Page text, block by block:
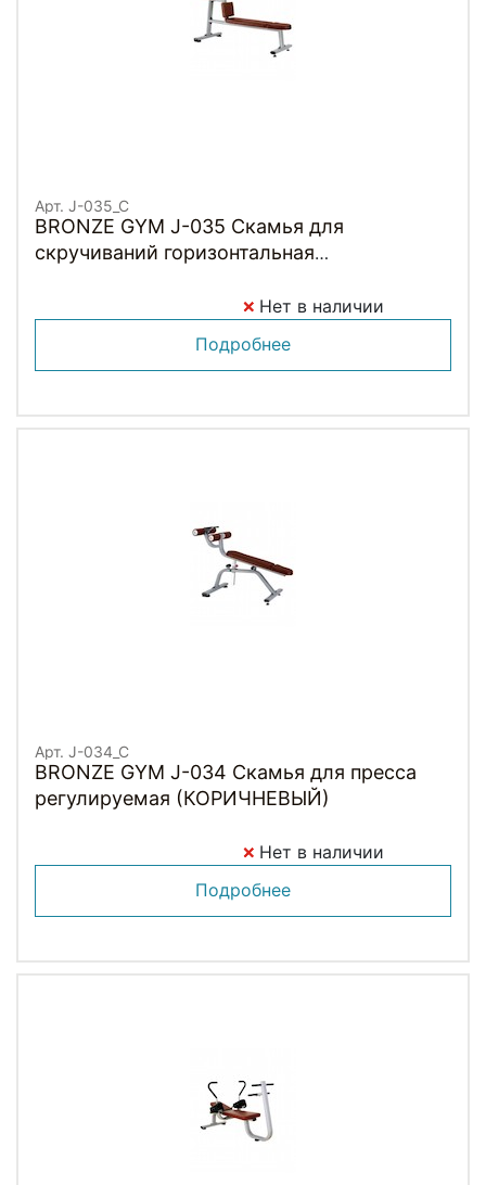
Арт. J-035_C
BRONZE GYM J-035 Скамья для
скручиваний горизонтальная
Нет в наличии
Подробнее
Арт. J-034_C
BRONZE GYM J-034 Скамья для пресса
регулируемая (КОРИЧНЕВЫЙ)
Нет в наличии
Подробнее